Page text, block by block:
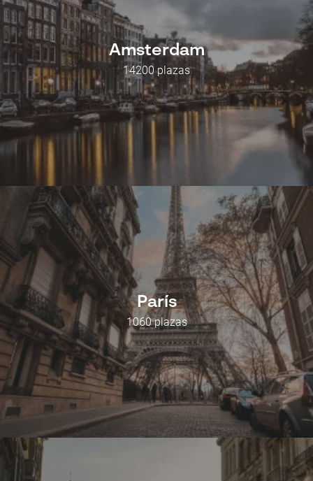
Amsterdam
14200 plazas
París
1060 plazas